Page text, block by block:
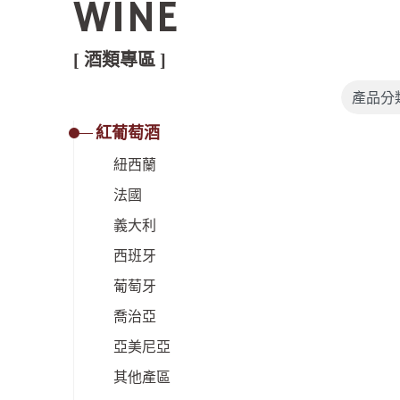
WINE
[ 酒類專區 ]
紅葡萄酒
紐西蘭
法國
義大利
西班牙
葡萄牙
喬治亞
亞美尼亞
其他產區